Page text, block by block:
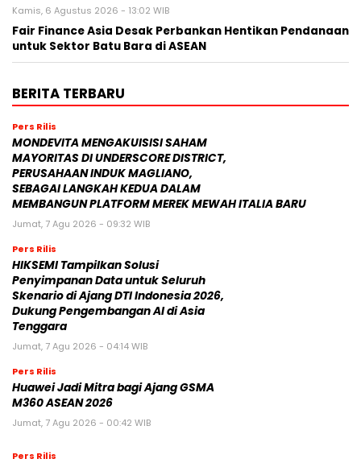
Kamis, 6 Agustus 2026 - 13:02 WIB
Fair Finance Asia Desak Perbankan Hentikan Pendanaan
untuk Sektor Batu Bara di ASEAN
BERITA TERBARU
Pers Rilis
MONDEVITA MENGAKUISISI SAHAM
MAYORITAS DI UNDERSCORE DISTRICT,
PERUSAHAAN INDUK MAGLIANO,
SEBAGAI LANGKAH KEDUA DALAM
MEMBANGUN PLATFORM MEREK MEWAH ITALIA BARU
Jumat, 7 Agu 2026 - 09:32 WIB
Pers Rilis
HIKSEMI Tampilkan Solusi
Penyimpanan Data untuk Seluruh
Skenario di Ajang DTI Indonesia 2026,
Dukung Pengembangan AI di Asia
Tenggara
Jumat, 7 Agu 2026 - 04:14 WIB
Pers Rilis
Huawei Jadi Mitra bagi Ajang GSMA
M360 ASEAN 2026
Jumat, 7 Agu 2026 - 00:42 WIB
Pers Rilis